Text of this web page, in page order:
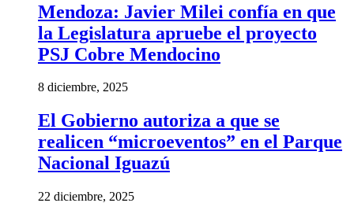
Mendoza: Javier Milei confía en que
la Legislatura apruebe el proyecto
PSJ Cobre Mendocino
8 diciembre, 2025
El Gobierno autoriza a que se
realicen “microeventos” en el Parque
Nacional Iguazú
22 diciembre, 2025